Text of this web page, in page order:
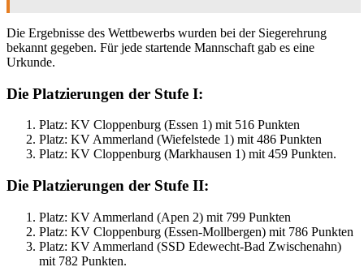
Die Ergebnisse des Wettbewerbs wurden bei der Siegerehrung
bekannt gegeben. Für jede startende Mannschaft gab es eine
Urkunde.
Die Platzierungen der Stufe I:
Platz: KV Cloppenburg (Essen 1) mit 516 Punkten
Platz: KV Ammerland (Wiefelstede 1) mit 486 Punkten
Platz: KV Cloppenburg (Markhausen 1) mit 459 Punkten.
Die Platzierungen der Stufe II:
Platz: KV Ammerland (Apen 2) mit 799 Punkten
Platz: KV Cloppenburg (Essen-Mollbergen) mit 786 Punkten
Platz: KV Ammerland (SSD Edewecht-Bad Zwischenahn)
mit 782 Punkten.